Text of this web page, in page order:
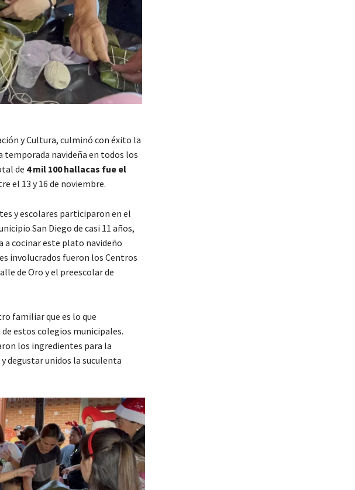
y Cultura, culminó con éxito la
temporada navideña en todos los
de 4 mil 100 hallacas fue el
el 13 y 16 de noviembre.
y escolares participaron en el
San Diego de casi 11 años,
a cocinar este plato navideño
involucrados fueron los Centros
de Oro y el preescolar de
familiar que es lo que
estos colegios municipales.
los ingredientes para la
degustar unidos la suculenta